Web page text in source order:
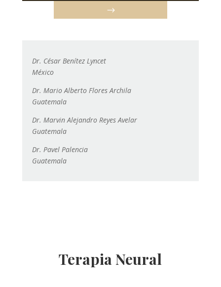
Dr. César Benítez Lyncet
México
Dr. Mario Alberto Flores Archila
Guatemala
Dr. Marvin Alejandro Reyes Avelar
Guatemala
Dr. Pavel Palencia
Guatemala
Terapia Neural